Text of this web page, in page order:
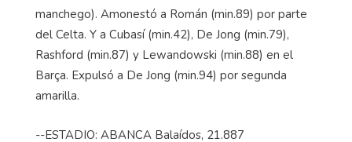
manchego). Amonestó a Román (min.89) por parte
del Celta. Y a Cubasí(min.42), De Jong (min.79),
Rashford (min.87) y Lewandowski (min.88) en el
Barça. Expulsó a De Jong (min.94) por segunda
amarilla.
--ESTADIO: ABANCA Balaídos, 21.887